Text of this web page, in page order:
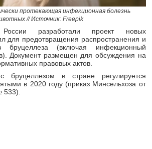
протекающая инфекционная болезнь
// Источник: Freepik
разработали проект новых
для предотвращения распространения и
бруцеллеза (включая инфекционный
Документ размещен для обсуждения на
правовых актов.
бруцеллезом в стране регулируется
в 2020 году (приказ Минсельхоза от
533).